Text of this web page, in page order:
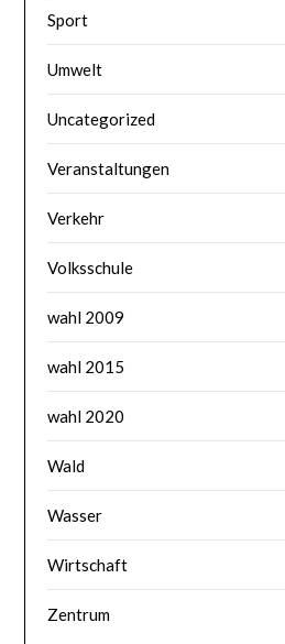
Sport
Umwelt
Uncategorized
Veranstaltungen
Verkehr
Volksschule
wahl 2009
wahl 2015
wahl 2020
Wald
Wasser
Wirtschaft
Zentrum